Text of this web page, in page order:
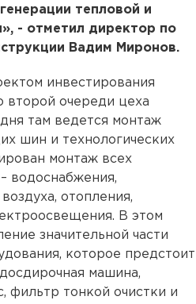
тепловой и
- отметил директор по
Вадим Миронов.
инвестирования
второй очереди цеха
там ведется монтаж
шин и технологических
монтаж всех
водоснабжения,
отопления,
В этом
значительной части
которое предстоит
машина,
фильтр тонкой очистки и